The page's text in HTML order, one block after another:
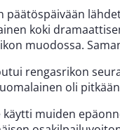
päätöspäivään
koki
muodossa.
rengasrikon
oli
käytti muiden